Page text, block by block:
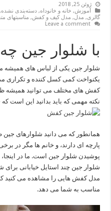
ژوئن 25, 2018
آموزش, خانه و خانوداه, دسته‌بندی نشده,
گالری, مدل, مدل کیف و کفش, مناسبتهای
Leave a comment
با شلوار جین
شلوار جین یکی از لباس های همیشه
یکنواخت کمی کسل کننده و تکراری
کفش های مختلف می توانید همیشه
نکته مهمی که باید بدانید این است
همانطور که می دانید شلوارهای
پارچه ای دارند، و خانم ها مگر در
پوشیدن شلوار جین است. ما در
شلوار جین چند استایل خیابانی
مدل کفش هایی را مشاهده می کنید
مناسب به شما می دهد.